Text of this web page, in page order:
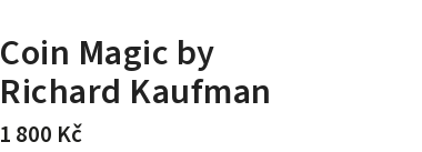
Coin Magic by
Richard Kaufman
1 800 Kč